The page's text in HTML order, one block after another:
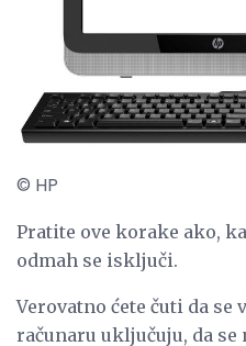
© HP
Pratite ove korake ako,
odmah se isključi.
Verovatno ćete čuti da se
računaru uključuju, da